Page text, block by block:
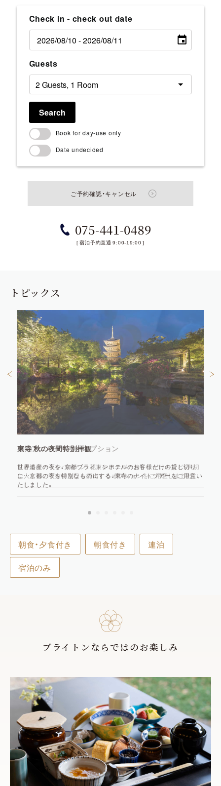
Check in - check out date
Guests
Search
Book for day-use only
Date undecided
ご予約確認・キャンセル
075-441-0489
[ 宿泊予約直通 9:00-19:00 ]
トピッ クス
東寺 秋の夜間特別拝観
世界遺産の夜を、京都ブライトンホテルのお客様だけの貸し切り
に…京都の夜を特別なものにする、東寺のナイトツアーをご用意い
たしました。
朝食・夕食付き 朝食付き
連泊
宿泊のみ
ブライトンならではのお楽しみ